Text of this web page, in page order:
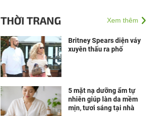
THỜI TRANG Xem thêm
Britney Spears diện váy
xuyên thấu ra phố
5 mặt nạ dưỡng ẩm tự
nhiên giúp làn da mềm
mịn, tươi sáng tại nhà